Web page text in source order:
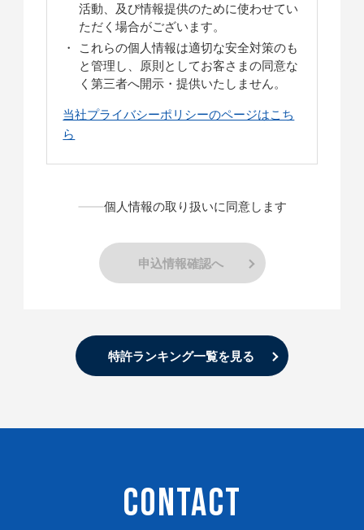
活動、及び情報提供のために使わせてい
ただく場合がございます。
これらの個人情報は適切な安全対策のも
と管理し、原則としてお客さまの同意な
く第三者へ開示・提供いたしません。
当社プライバシーポリシーのページはこち
ら
個人情報の取り扱いに同意します
申込情報確認へ
特許ランキング一覧を見る
CONTACT